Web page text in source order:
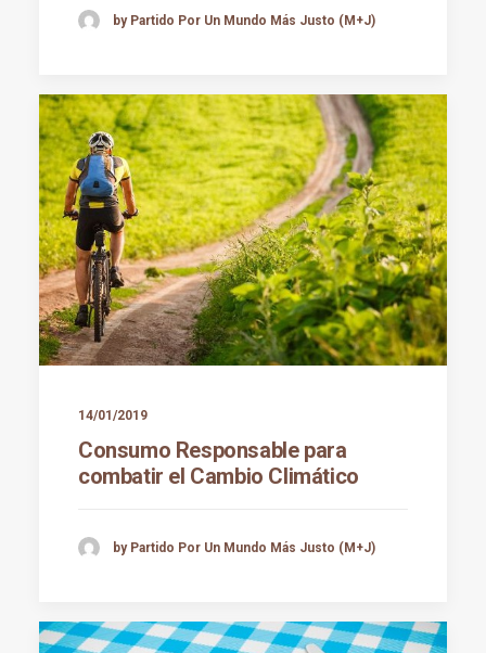
by Partido Por Un Mundo Más Justo (M+J)
14/01/2019
Consumo Responsable para
combatir el Cambio Climático
by Partido Por Un Mundo Más Justo (M+J)